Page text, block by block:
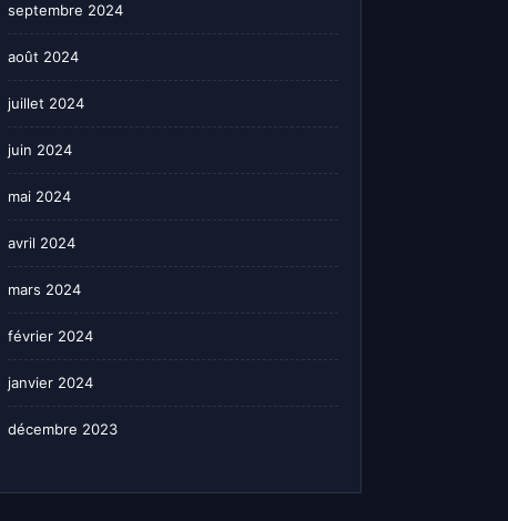
septembre 2024
août 2024
juillet 2024
juin 2024
mai 2024
avril 2024
mars 2024
février 2024
janvier 2024
décembre 2023